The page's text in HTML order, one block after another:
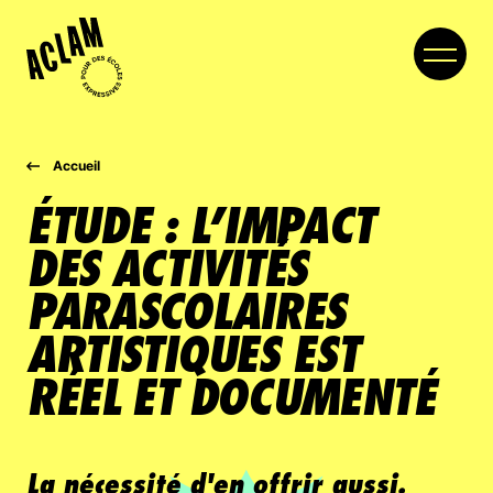
MEMBRES
PARTENAIRES
NOUVELLES
COLLOQUE
Accueil
ÉTUDE : L’IMPACT
DES ACTIVITÉS
PARASCOLAIRES
ARTISTIQUES EST
RÉEL ET DOCUMENTÉ
La nécessité d'en offrir aussi.